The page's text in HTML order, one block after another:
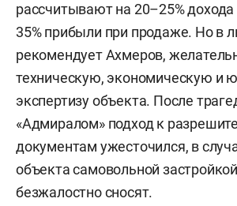
рассчитывают на 20–25%
35% прибыли при продаже. Но в
рекомендует Ахмеров,
техническую, экономическую и
экспертизу объекта. После
«Адмиралом» подход к
документам ужесточился, в
объекта самовольной
безжалостно сносят.